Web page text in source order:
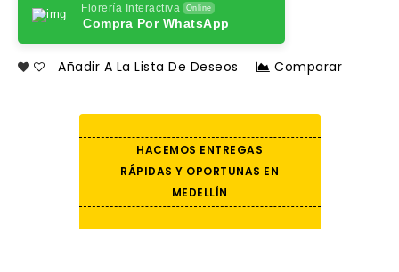
Florería Interactiva Online
Compra Por WhatsApp
Añadir A La Lista De Deseos Comparar
HACEMOS ENTREGAS
RÁPIDAS Y OPORTUNAS EN
MEDELLÍN